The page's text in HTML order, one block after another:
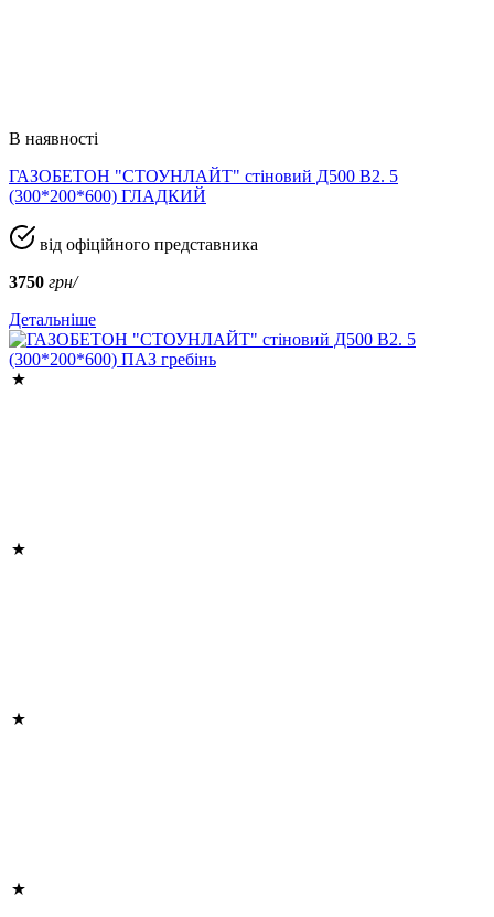
В наявності
ГАЗОБЕТОН "СТОУНЛАЙТ" стіновий Д500 В2. 5
(300*200*600) ГЛАДКИЙ
від офіційного представника
3750 грн/
Детальніше